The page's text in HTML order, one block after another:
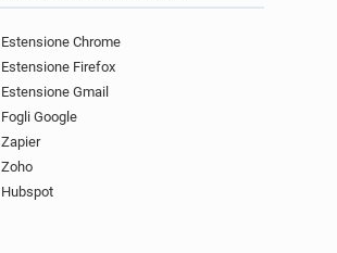
Estensione Chrome
Estensione Firefox
Estensione Gmail
Fogli Google
Zapier
Zoho
Hubspot